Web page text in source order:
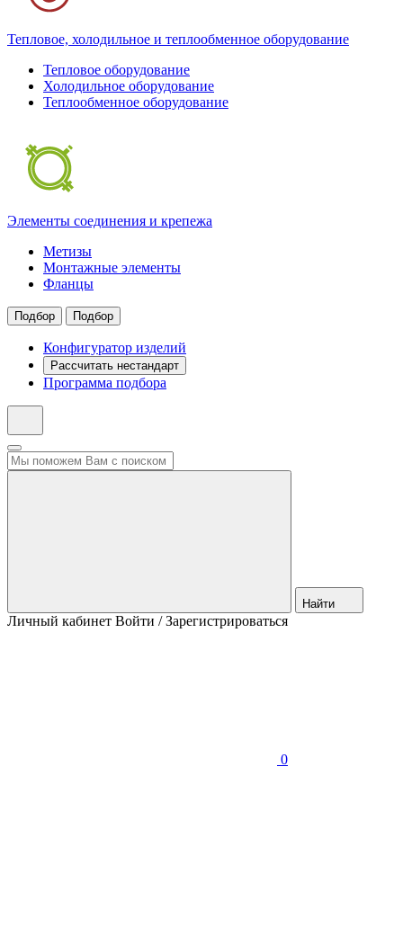
Тепловое, холодильное и теплообменное оборудование
Тепловое оборудование
Холодильное оборудование
Теплообменное оборудование
Элементы соединения и крепежа
Метизы
Монтажные элементы
Фланцы
Подбор Подбор
Конфигуратор изделий
Рассчитать нестандарт
Программа подбора
Найти
Личный кабинет Войти / Зарегистрироваться
0